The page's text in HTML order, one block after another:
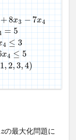
+8x3 −7x4
= 5
4 ≤ 3
x4 ≤ 5
1,2,3,4)
zの最大化問題に